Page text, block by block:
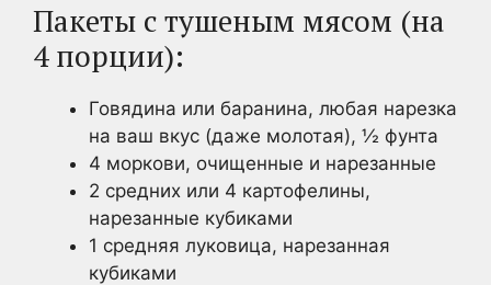
Пакеты с тушеным мясом (на
4 порции):
Говядина или баранина, любая нарезка
на ваш вкус (даже молотая), ½ фунта
4 моркови, очищенные и нарезанные
2 средних или 4 картофелины,
нарезанные кубиками
1 средняя луковица, нарезанная
кубиками